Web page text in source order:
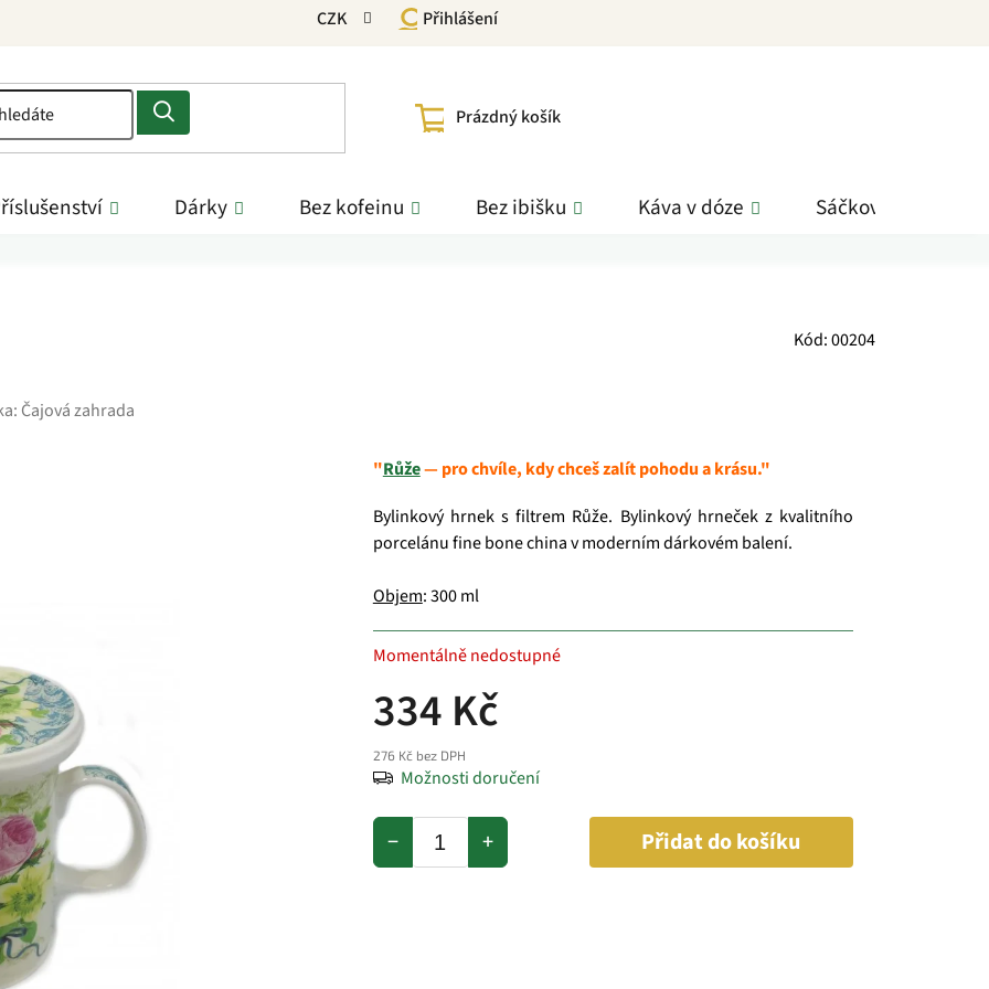
CZK Přihlášení
NÁKUPNÍ
Prázdný košík
Dárky Bez kofeinu Bez ibišku Káva v dóze Sáčkové čaje
Kód:00204
Čajová zahrada
334 Kč
276 Kč bez DPH
Momentálně nedostupné
Možnosti doručení
+
− Přidat do košíku
"Růže— pro chvíle, kdy chceš zalít pohodu a krásu."
Bylinkový hrnek s filtrem Růže. Bylinkový hrneček z kvalitního
porcelánu fine bone china v moderním dárkovém balení.
Objem: 300 ml